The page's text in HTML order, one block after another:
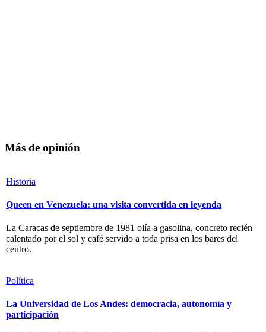
Más de opinión
Historia
Queen en Venezuela: una visita convertida en leyenda
La Caracas de septiembre de 1981 olía a gasolina, concreto recién
calentado por el sol y café servido a toda prisa en los bares del
centro.
Política
La Universidad de Los Andes: democracia, autonomía y
participación